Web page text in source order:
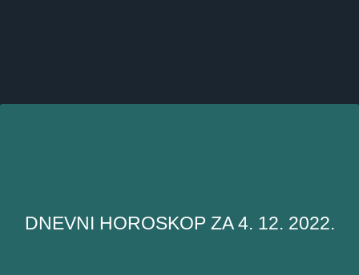
DNEVNI HOROSKOP ZA 4. 12. 2022.